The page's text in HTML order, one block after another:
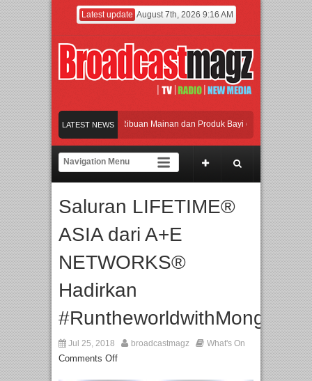
Latest update August 7th, 2026 9:16 AM
LATEST NEWS
Jakarta dengan Ribuan Mainan dan Produk Bayi dari Seluruh Dunia,
Gerbang Inovasi dan Peluang Bisnis Industri Gifts dan Housewares Asia
Perpaduan Warisan Dan Semangat Lokal, BIRKENSTOCK INDONESIA
Jakarta dengan Ribuan Mainan dan Produk Bayi dari Seluruh Dunia,
Saluran LIFETIME®
ASIA dari A+E
NETWORKS®
Hadirkan
#RuntheworldwithMongChin
Jul 25, 2018 broadcastmagz What's On
Comments Off